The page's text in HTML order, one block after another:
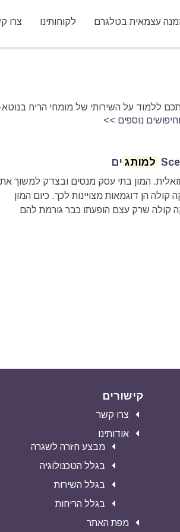
עצמאית בטלגרם לקוחותינו צרו
ללמוד על השירותי של מומחי הריח בנוטא-
נוספים >>
למותג ים
המון בתי עסק מנסים ובצדק למשוך את
קולה הן דוגמאות מצויינות לכך. כיום המון
קולה שרק עצם הופעתו כבר גורמת להם
קישורים
צרו קשר
אודותינו
מבצע חזרה לשגרה
בגלל הטכנולוגיה
בגלל השירות
בגלל הריחות
מפת האתר